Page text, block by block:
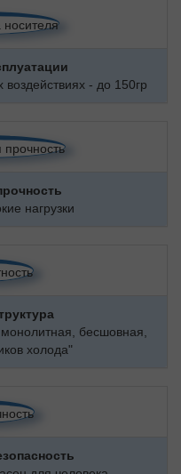
- до 150гр
нагрузки
бесшовная,
холода"